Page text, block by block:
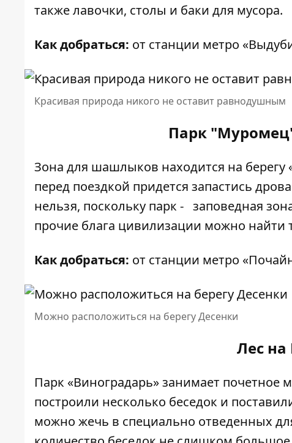
также лавочки, столы и баки для мусора.
Как добраться: от станции метро
Красивая природа никого не оставит равнодушным
Парк
Зона для шашлыков находится на
перед поездкой придется запастись
нельзя, поскольку парк - заповедная
прочие блага цивилизации можно найти
Как добраться: от станции метро
Можно расположиться на берегу Десенки
Лес на
Парк «Виноградарь» занимает почетное
построили несколько беседок и
можно жечь в специально отведенных